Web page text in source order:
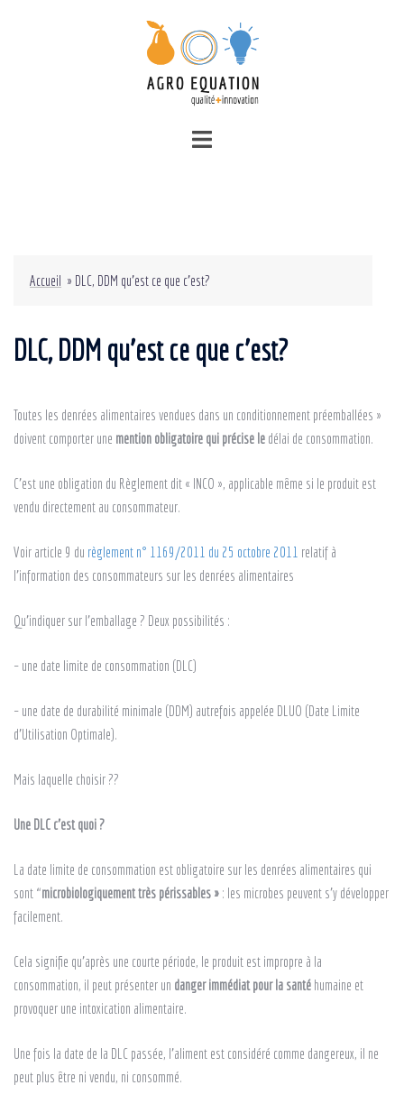
Accueil » DLC, DDM qu’est ce que c’est?
DLC, DDM qu’est ce que c’est?
Toutes les denrées alimentaires vendues dans un conditionnement préemballées »
doivent comporter une mention obligatoire qui précise le délai de consommation.
C’est une obligation du Règlement dit « INCO », applicable même si le produit est
vendu directement au consommateur.
Voir article 9 du règlement n° 1169/2011 du 25 octobre 2011 relatif à
l’information des consommateurs sur les denrées alimentaires
Qu’indiquer sur l’emballage ? Deux possibilités :
– une date limite de consommation (DLC)
– une date de durabilité minimale (DDM) autrefois appelée DLUO (Date Limite
d’Utilisation Optimale).
Mais laquelle choisir ??
Une DLC c’est quoi ?
La date limite de consommation est obligatoire sur les denrées alimentaires qui
sont “microbiologiquement très périssables » : les microbes peuvent s’y développer
facilement.
Cela signifie qu’après une courte période, le produit est impropre à la
consommation, il peut présenter un danger immédiat pour la santé humaine et
provoquer une intoxication alimentaire.
Une fois la date de la DLC passée, l’aliment est considéré comme dangereux, il ne
peut plus être ni vendu, ni consommé.